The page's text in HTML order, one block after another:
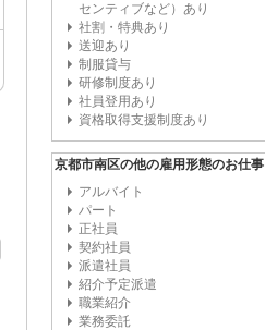
センティブなど）あり
社割・特典あり
送迎あり
制服貸与
研修制度あり
社員登用あり
資格取得支援制度あり
京都市南区の他の雇用形態のお仕事
アルバイト
パート
正社員
契約社員
派遣社員
紹介予定派遣
職業紹介
業務委託